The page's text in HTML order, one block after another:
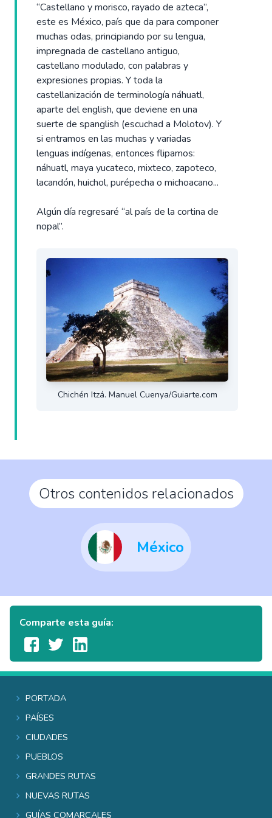
“Castellano y morisco, rayado de azteca”,
este es México, país que da para componer
muchas odas, principiando por su lengua,
impregnada de castellano antiguo,
castellano modulado, con palabras y
expresiones propias. Y toda la
castellanización de terminología náhuatl,
aparte del english, que deviene en una
suerte de spanglish (escuchad a Molotov). Y
si entramos en las muchas y variadas
lenguas indígenas, entonces flipamos:
náhuatl, maya yucateco, mixteco, zapoteco,
lacandón, huichol, purépecha o michoacano...
Algún día regresaré “al país de la cortina de
nopal”.
Chichén Itzá. Manuel Cuenya/Guiarte.com
Otros contenidos relacionados
México
Comparte esta guía:
Portada
Países
Ciudades
Pueblos
Grandes rutas
Nuevas rutas
Guías comarcales